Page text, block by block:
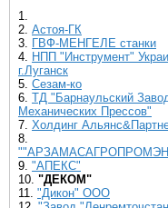
1.
2. Астоя-ГК
3. ГВФ-МЕНГЕЛЕ станки
4. НПП "Инструмент"
г.Луганск
5. Сезам-ко
6. ТД "Барнаульский
Механических Прессов"
7. Холдинг
8.
9. "АПЕКС"
10. "ДЕКОМ"
11. "Дикон" ООО